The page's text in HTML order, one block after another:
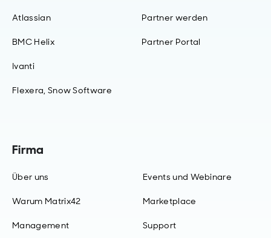
Atlassian
BMC Helix
Ivanti
Flexera, Snow Software
Firma
Über uns
Warum Matrix42
Management
Events und Webinare
Marketplace
Support
Partner werden
Partner Portal